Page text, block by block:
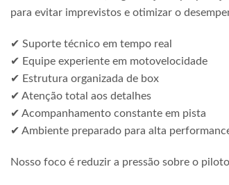
para evitar imprevistos e otimizar o
✔ Suporte técnico em tempo real
✔ Equipe experiente em motovelocidade
✔ Estrutura organizada de box
✔ Atenção total aos detalhes
✔ Acompanhamento constante em pista
✔ Ambiente preparado para alta
Nosso foco é reduzir a pressão sobre o